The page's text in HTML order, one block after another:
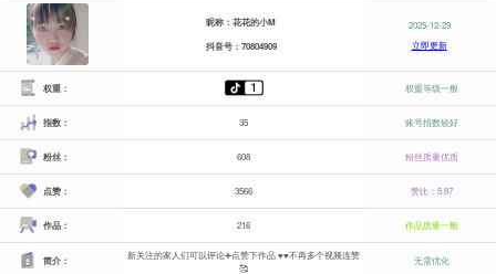
昵称：花花的小M
抖音号：70804909
2025-12-29
立即更新
权重： 权重等级一般
指数： 35 账号指数较好
粉丝： 608 粉丝质量优质
点赞： 3566 赞比：5.87
作品： 216 作品质量一般
简介：
新关注的家人们可以评论➕点赞下作品 ♥️♥️不再多个视频连赞
🥰
无需优化